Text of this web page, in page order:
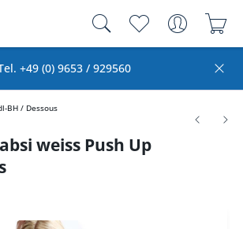
+49 (0) 9653 / 929560
BH / Dessous
weiss Push Up